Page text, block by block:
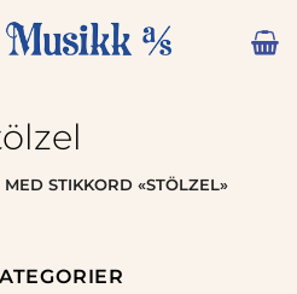
STIKKORD «STÖLZEL»